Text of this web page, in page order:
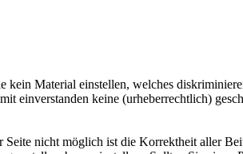
kein Material einstellen, welches
einverstanden keine (urheberrechtlich)
nicht möglich ist die Korrektheit aller